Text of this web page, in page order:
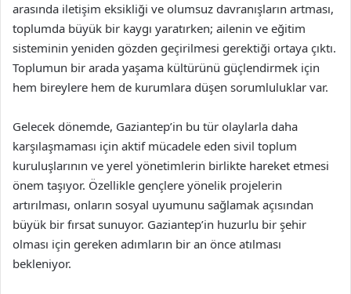
arasında iletişim eksikliği ve olumsuz davranışların artması,
toplumda büyük bir kaygı yaratırken; ailenin ve eğitim
sisteminin yeniden gözden geçirilmesi gerektiği ortaya çıktı.
Toplumun bir arada yaşama kültürünü güçlendirmek için
hem bireylere hem de kurumlara düşen sorumluluklar var.
Gelecek dönemde, Gaziantep’in bu tür olaylarla daha
karşılaşmaması için aktif mücadele eden sivil toplum
kuruluşlarının ve yerel yönetimlerin birlikte hareket etmesi
önem taşıyor. Özellikle gençlere yönelik projelerin
artırılması, onların sosyal uyumunu sağlamak açısından
büyük bir fırsat sunuyor. Gaziantep’in huzurlu bir şehir
olması için gereken adımların bir an önce atılması
bekleniyor.